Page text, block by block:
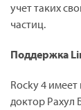
учет таких
частиц.
Поддержка
Rocky 4
доктор Рахул